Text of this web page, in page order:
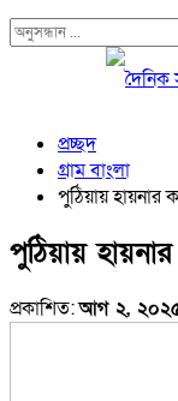
প্রচ্ছদ
গ্রাম বাংলা
পুঠিয়ায়
পুঠিয়ায়
প্রকাশিত:আগ ২,